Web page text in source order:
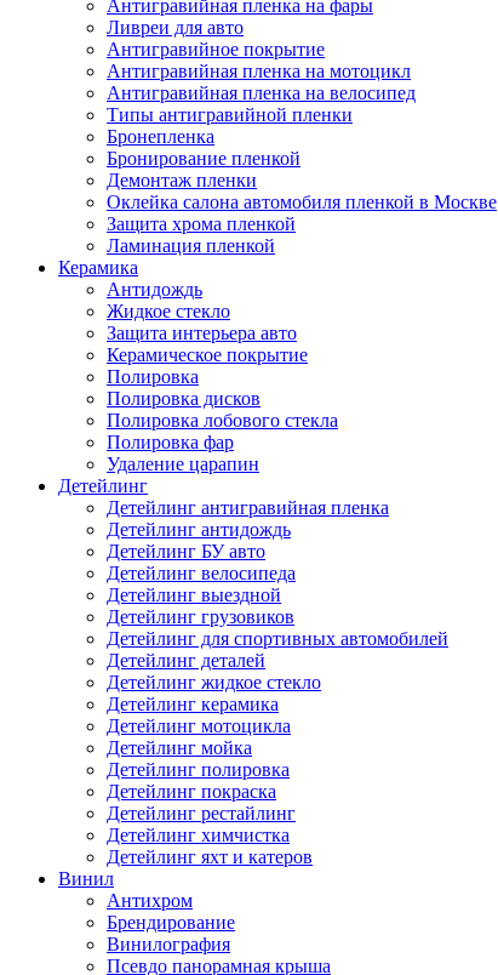
Антигравийная пленка на фары
Ливреи для авто
Антигравийное покрытие
Антигравийная пленка на мотоцикл
Антигравийная пленка на велосипед
Типы антигравийной пленки
Бронепленка
Бронирование пленкой
Демонтаж пленки
Оклейка салона автомобиля пленкой в Москве
Защита хрома пленкой
Ламинация пленкой
Керамика
Антидождь
Жидкое стекло
Защита интерьера авто
Керамическое покрытие
Полировка
Полировка дисков
Полировка лобового стекла
Полировка фар
Удаление царапин
Детейлинг
Детейлинг антигравийная пленка
Детейлинг антидождь
Детейлинг БУ авто
Детейлинг велосипеда
Детейлинг выездной
Детейлинг грузовиков
Детейлинг для спортивных автомобилей
Детейлинг деталей
Детейлинг жидкое стекло
Детейлинг керамика
Детейлинг мотоцикла
Детейлинг мойка
Детейлинг полировка
Детейлинг покраска
Детейлинг рестайлинг
Детейлинг химчистка
Детейлинг яхт и катеров
Винил
Антихром
Брендирование
Винилография
Псевдо панорамная крыша